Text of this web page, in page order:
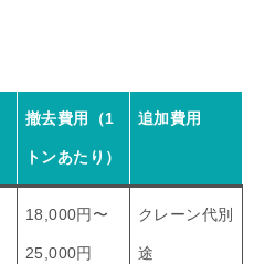
撤去費用（1
トンあたり）
追加費用
18,000円〜
25,000円
クレーン代別
途